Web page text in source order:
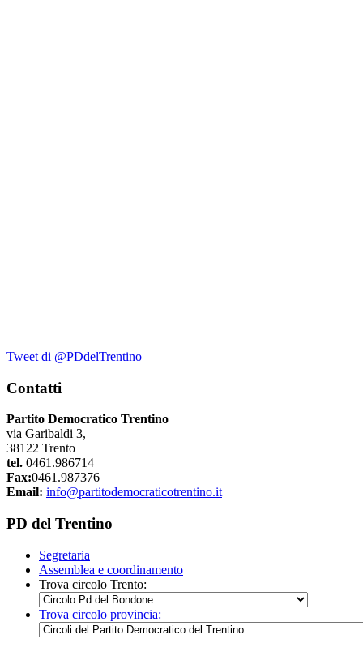
Tweet di @PDdelTrentino
Contatti
Partito Democratico Trentino
via Garibaldi 3,
38122 Trento
tel. 0461.986714
Fax:0461.987376
Email: info@partitodemocraticotrentino.it
PD del Trentino
Segretaria
Assemblea e coordinamento
Trova circolo Trento:
Trova circolo provincia: